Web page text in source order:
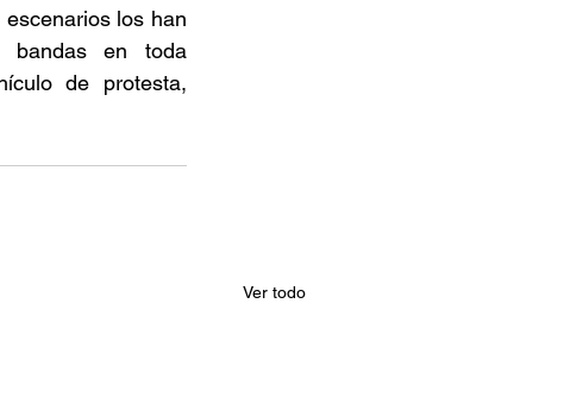
los han
bandas en toda
de protesta,
Ver todo